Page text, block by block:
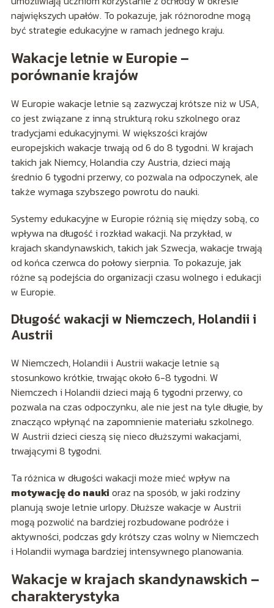
największych upałów. To pokazuje, jak różnorodne mogą
być strategie edukacyjne w ramach jednego kraju.
Wakacje letnie w Europie –
porównanie krajów
W Europie wakacje letnie są zazwyczaj krótsze niż w USA,
co jest związane z inną strukturą roku szkolnego oraz
tradycjami edukacyjnymi. W większości krajów
europejskich wakacje trwają od 6 do 8 tygodni. W krajach
takich jak Niemcy, Holandia czy Austria, dzieci mają
średnio 6 tygodni przerwy, co pozwala na odpoczynek, ale
także wymaga szybszego powrotu do nauki.
Systemy edukacyjne w Europie różnią się między sobą, co
wpływa na długość i rozkład wakacji. Na przykład, w
krajach skandynawskich, takich jak Szwecja, wakacje trwają
od końca czerwca do połowy sierpnia. To pokazuje, jak
różne są podejścia do organizacji czasu wolnego i edukacji
w Europie.
Długość wakacji w Niemczech, Holandii i
Austrii
W Niemczech, Holandii i Austrii wakacje letnie są
stosunkowo krótkie, trwając około 6-8 tygodni. W
Niemczech i Holandii dzieci mają 6 tygodni przerwy, co
pozwala na czas odpoczynku, ale nie jest na tyle długie, by
znacząco wpłynąć na zapomnienie materiału szkolnego.
W Austrii dzieci cieszą się nieco dłuższymi wakacjami,
trwającymi 8 tygodni.
Ta różnica w długości wakacji może mieć wpływ na
motywację do nauki oraz na sposób, w jaki rodziny
planują swoje letnie urlopy. Dłuższe wakacje w Austrii
mogą pozwolić na bardziej rozbudowane podróże i
aktywności, podczas gdy krótszy czas wolny w Niemczech
i Holandii wymaga bardziej intensywnego planowania.
Wakacje w krajach skandynawskich –
charakterystyka